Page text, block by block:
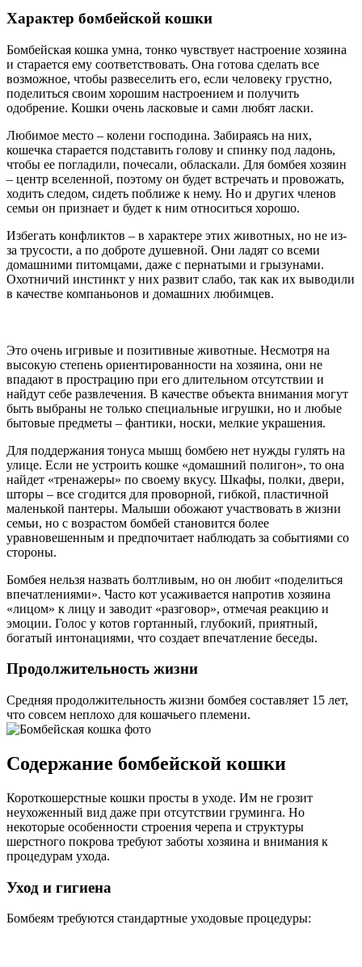
Характер бомбейской кошки
Бомбейская кошка умна, тонко чувствует настроение хозяина
и старается ему соответствовать. Она готова сделать все
возможное, чтобы развеселить его, если человеку грустно,
поделиться своим хорошим настроением и получить
одобрение. Кошки очень ласковые и сами любят ласки.
Любимое место – колени господина. Забираясь на них,
кошечка старается подставить голову и спинку под ладонь,
чтобы ее погладили, почесали, обласкали. Для бомбея хозяин
– центр вселенной, поэтому он будет встречать и провожать,
ходить следом, сидеть поближе к нему. Но и других членов
семьи он признает и будет к ним относиться хорошо.
Избегать конфликтов – в характере этих животных, но не из-
за трусости, а по доброте душевной. Они ладят со всеми
домашними питомцами, даже с пернатыми и грызунами.
Охотничий инстинкт у них развит слабо, так как их выводили
в качестве компаньонов и домашних любимцев.
Это очень игривые и позитивные животные. Несмотря на
высокую степень ориентированности на хозяина, они не
впадают в прострацию при его длительном отсутствии и
найдут себе развлечения. В качестве объекта внимания могут
быть выбраны не только специальные игрушки, но и любые
бытовые предметы – фантики, носки, мелкие украшения.
Для поддержания тонуса мышц бомбею нет нужды гулять на
улице. Если не устроить кошке «домашний полигон», то она
найдет «тренажеры» по своему вкусу. Шкафы, полки, двери,
шторы – все сгодится для проворной, гибкой, пластичной
маленькой пантеры. Малыши обожают участвовать в жизни
семьи, но с возрастом бомбей становится более
уравновешенным и предпочитает наблюдать за событиями со
стороны.
Бомбея нельзя назвать болтливым, но он любит «поделиться
впечатлениями». Часто кот усаживается напротив хозяина
«лицом» к лицу и заводит «разговор», отмечая реакцию и
эмоции. Голос у котов гортанный, глубокий, приятный,
богатый интонациями, что создает впечатление беседы.
Продолжительность жизни
Средняя продолжительность жизни бомбея составляет 15 лет,
что совсем неплохо для кошачьего племени.
Содержание бомбейской кошки
Короткошерстные кошки просты в уходе. Им не грозит
неухоженный вид даже при отсутствии груминга. Но
некоторые особенности строения черепа и структуры
шерстного покрова требуют заботы хозяина и внимания к
процедурам ухода.
Уход и гигиена
Бомбеям требуются стандартные уходовые процедуры: